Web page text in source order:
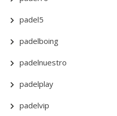
padel5
padelboing
padelnuestro
padelplay
padelvip